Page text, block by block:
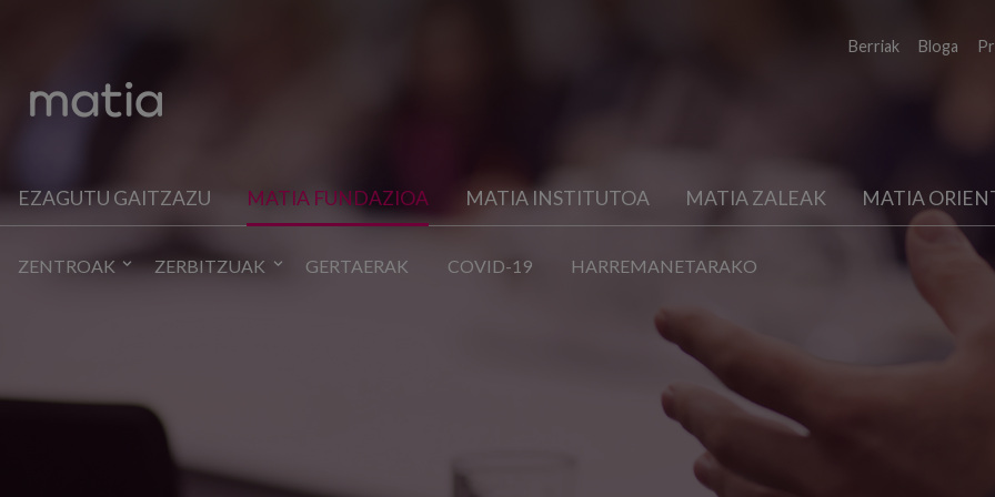
Berriak Bloga
EZAGUTU GAITZAZU MATIA FUNDAZIOA MATIA INSTITUTOA MATIA ZALEAK MATIA
ZENTROAK ZERBITZUAK GERTAERAK COVID-19 HARREMANETARAKO